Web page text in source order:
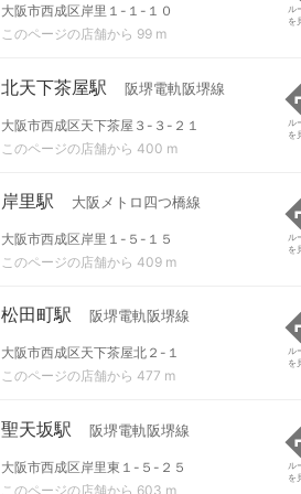
大阪市西成区岸里１-１-１０
このページの店舗から 99 m
ル
を
北天下茶屋駅 阪堺電軌阪堺線
大阪市西成区天下茶屋３-３-２１
このページの店舗から 400 m
ル
を
岸里駅 大阪メトロ四つ橋線
大阪市西成区岸里１-５-１５
このページの店舗から 409 m
ル
を
松田町駅 阪堺電軌阪堺線
大阪市西成区天下茶屋北２-１
このページの店舗から 477 m
ル
を
聖天坂駅 阪堺電軌阪堺線
大阪市西成区岸里東１-５-２５
このページの店舗から 603 m
ル
を